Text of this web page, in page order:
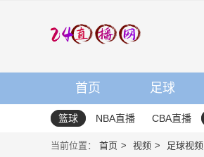
首页 足球
篮球 NBA直播 CBA直播
当前位置： 首页 视频 足球视频